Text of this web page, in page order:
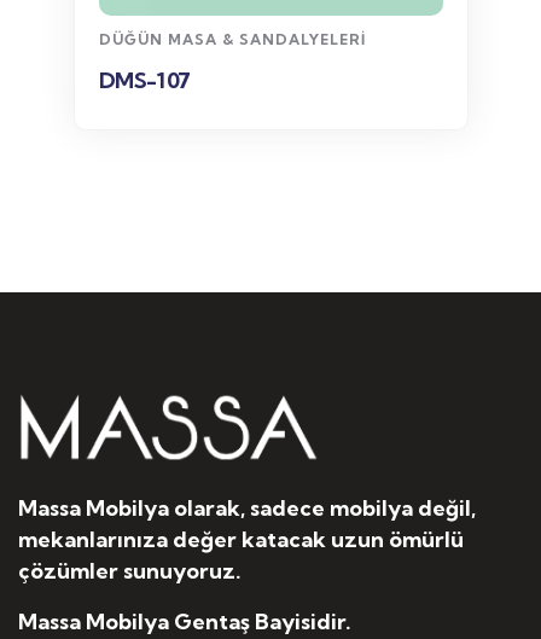
DÜĞÜN MASA & SANDALYELERI
DMS-107
Massa Mobilya olarak, sadece mobilya değil,
mekanlarınıza değer katacak uzun ömürlü
çözümler sunuyoruz.
Massa Mobilya Gentaş Bayisidir.